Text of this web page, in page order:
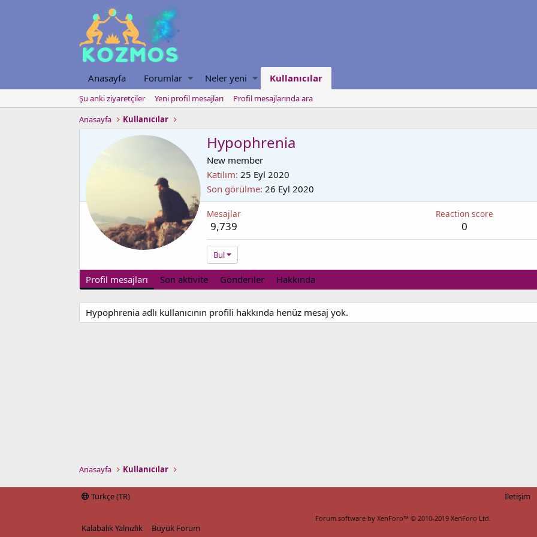
Anasayfa Forumlar Neler yeni Kullanıcılar
Şu anki ziyaretçiler Yeni profil mesajları
Profil mesajlarında ara
Anasayfa
Kullanıcılar
Hypophrenia
New member
Katılım 25 Eyl 2020
Son görülme 26 Eyl 2020
Mesajlar
9,739
Reaction score
0
Bul
Profil mesajları Son aktivite Gönderiler Hakkında
Hypophrenia adlı kullanıcının profili hakkında henüz mesaj yok.
Anasayfa Kullanıcılar
Türkçe (TR) İletişim
Forum software by XenForo™ © 2010-2019 XenForo Ltd.
Kalabalık Yalnızlık Büyük Forum